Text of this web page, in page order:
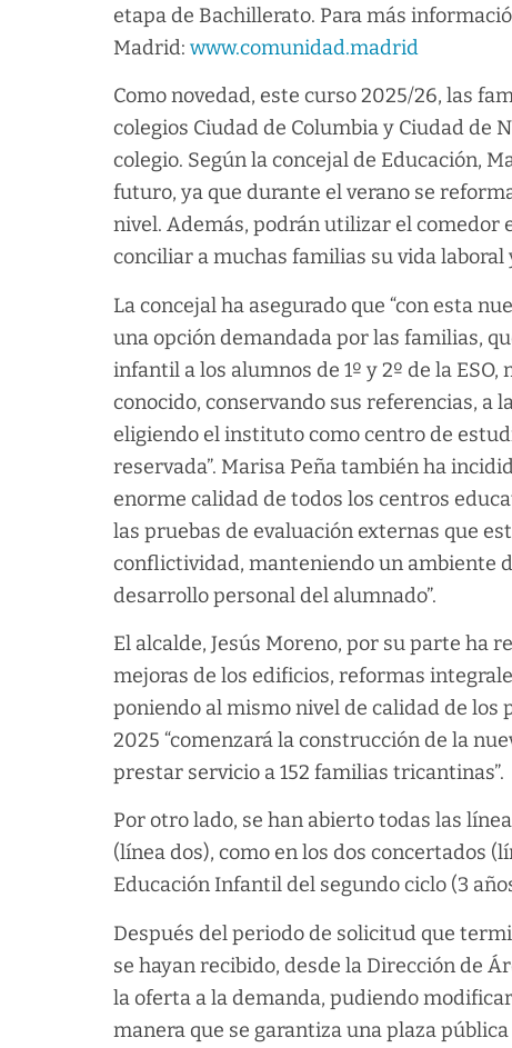
etapa de Bachillerato. Para más
Madrid: www.comunidad.madrid
Como novedad, este curso 2025/26, las
colegios Ciudad de Columbia y Ciudad de
colegio. Según la concejal de Educación,
futuro, ya que durante el verano se
nivel. Además, podrán utilizar el comedor
conciliar a muchas familias su vida laboral
La concejal ha asegurado que “con esta
una opción demandada por las familias,
infantil a los alumnos de 1º y 2º de la
conocido, conservando sus referencias, a
eligiendo el instituto como centro de
reservada”. Marisa Peña también ha
enorme calidad de todos los centros
las pruebas de evaluación externas que
conflictividad, manteniendo un ambiente
desarrollo personal del alumnado”.
El alcalde, Jesús Moreno, por su parte ha
mejoras de los edificios, reformas
poniendo al mismo nivel de calidad de los
2025 “comenzará la construcción de la
prestar servicio a 152 familias tricantinas”.
Por otro lado, se han abierto todas las
(línea dos), como en los dos concertados
Educación Infantil del segundo ciclo (3
Después del periodo de solicitud que
se hayan recibido, desde la Dirección de
la oferta a la demanda, pudiendo
manera que se garantiza una plaza